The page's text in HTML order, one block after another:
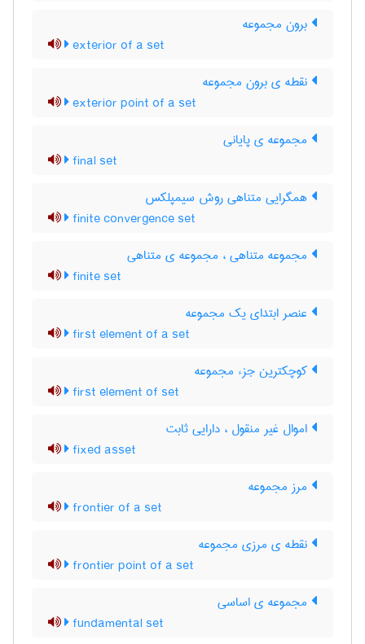
برون مجموعه
exterior of a set
نقطه ی برون مجموعه
exterior point of a set
مجموعه ی پایانی
final set
همگرایی متناهی روش سیمپلکس
finite convergence set
مجموعه متناهی ، مجموعه ی متناهی
finite set
عنصر ابتدای یک مجموعه
first element of a set
کوچکترین جزء مجموعه
first element of set
اموال غیر منقول ، دارایی ثابت
fixed asset
مرز مجموعه
frontier of a set
نقطه ی مرزی مجموعه
frontier point of a set
مجموعه ی اساسی
fundamental set